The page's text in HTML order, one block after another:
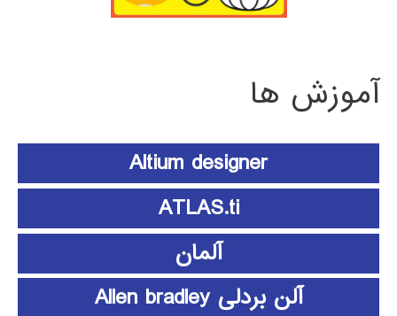
آموزش ها
Altium designer
ATLAS.ti
آلمان
آلن بردلی Allen bradley